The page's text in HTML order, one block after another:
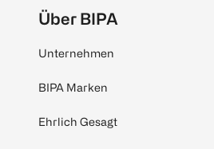
Über BIPA
Unternehmen
BIPA Marken
Ehrlich Gesagt